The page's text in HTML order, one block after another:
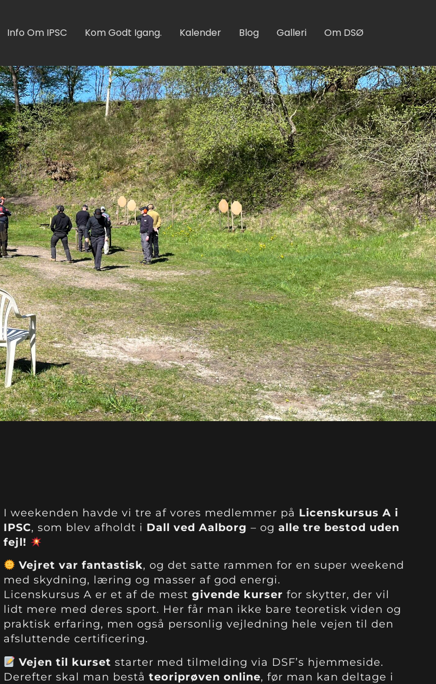
Info Om IPSC Kom Godt Igang. Kalender Blog Galleri Om DSØ
I weekenden havde vi tre af vores medlemmer på Licenskursus A i
IPSC, som blev afholdt i Dall ved Aalborg – og alle tre bestod uden
fejl!
Vejret var fantastisk, og det satte rammen for en super weekend
med skydning, læring og masser af god energi.
Licenskursus A er et af de mest givende kurser for skytter, der vil
lidt mere med deres sport. Her får man ikke bare teoretisk viden og
praktisk erfaring, men også personlig vejledning hele vejen til den
afsluttende certificering.
Vejen til kurset starter med tilmelding via DSF’s hjemmeside.
Derefter skal man bestå teoriprøven online, før man kan deltage i